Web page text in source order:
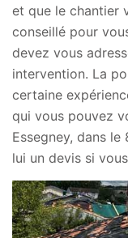
et que le chantier
conseillé pour
devez vous
intervention. La
certaine
qui vous pouvez
Essegney, dans
lui un devis si